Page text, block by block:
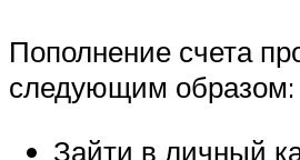
Пополнение счета
следующим образом:
Зайти в личный